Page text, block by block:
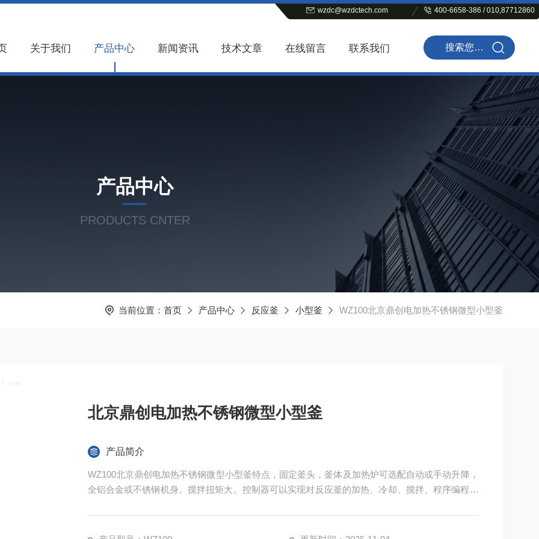
wzdc@wzdctech.com 400-6658-386 / 010,87712860
关于我们 产品中心 新闻资讯 技术文章 在线留言 联系我们
产品中心
PRODUCTS CNTER
当前位置： 首页 产品中心 反应釜 小型釜 WZ100北京鼎创电加热不锈钢微型小型釜
北京鼎创电加热不锈钢微型小型釜
产品简介
WZ100北京鼎创电加热不锈钢微型小型釜特点，固定釜头，釜体及加热炉可选配自动或手动升降，
全铝合金或不锈钢机身。搅拌扭矩大。控制器可以实现对反应釜的加热、冷却、搅拌、程序编程、